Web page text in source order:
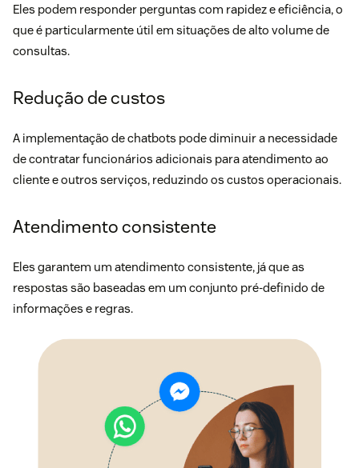
Eles podem responder perguntas com rapidez e eficiência, o
que é particularmente útil em situações de alto volume de
consultas.
Redução de custos
A implementação de chatbots pode diminuir a necessidade
de contratar funcionários adicionais para atendimento ao
cliente e outros serviços, reduzindo os custos operacionais.
Atendimento consistente
Eles garantem um atendimento consistente, já que as
respostas são baseadas em um conjunto pré-definido de
informações e regras.